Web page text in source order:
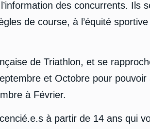
des concurrents. I ls
de course, à l’équité
de Triathlon, et se
et Octobre pour
à Février.
à partir de 14 ans qui